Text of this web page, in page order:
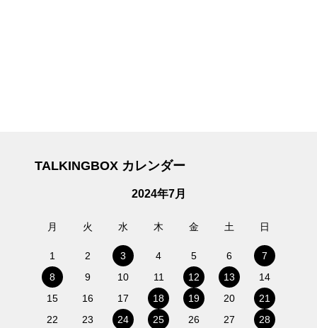
TALKINGBOX カレンダー
2024年7月
月 火 水 木 金 土 日
1 2 3 4 5 6
7
8
9 10 11 12 13
14
15
16 17 18 19 20
21
22
23 24 25 26 27
28